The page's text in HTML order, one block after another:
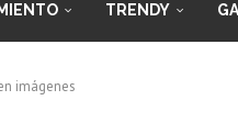
TRENDY
imágenes